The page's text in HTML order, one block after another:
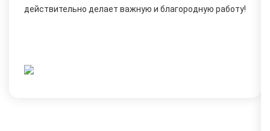
действительно делает важную и благородную работу!